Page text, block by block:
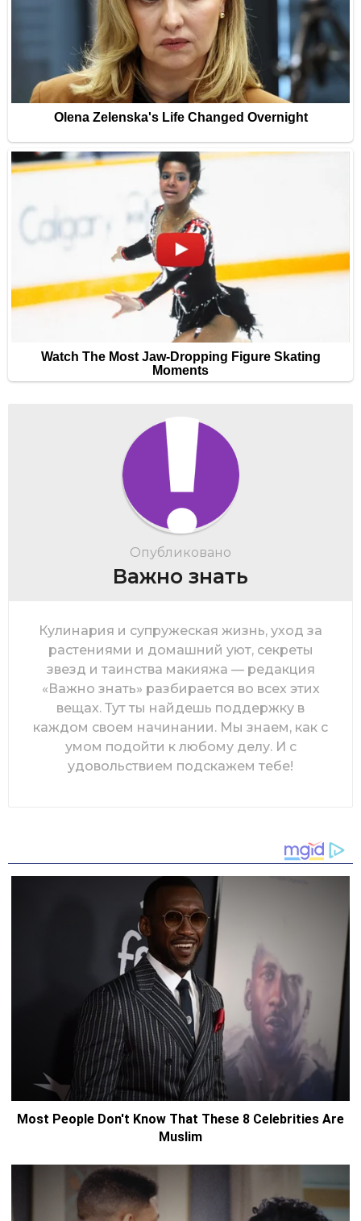
Опубликовано
Важно знать
Кулинария и супружеская жизнь, уход за
растениями и домашний уют, секреты
звезд и таинства макияжа — редакция
«Важно знать» разбирается во всех этих
вещах. Тут ты найдешь поддержку в
каждом своем начинании. Мы знаем, как с
умом подойти к любому делу. И с
удовольствием подскажем тебе!